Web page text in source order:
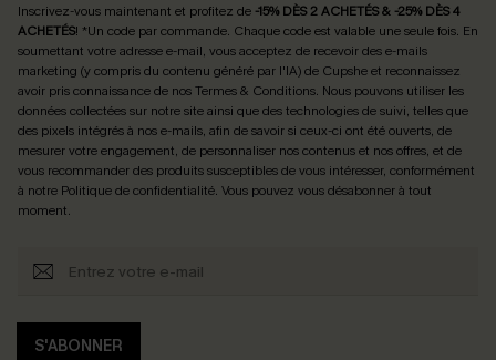
Inscrivez-vous maintenant et profitez de -15% DÈS 2 ACHETÉS & -25% DÈS 4
ACHETÉS! *Un code par commande. Chaque code est valable une seule fois. En
soumettant votre adresse e-mail, vous acceptez de recevoir des e-mails
marketing (y compris du contenu généré par l'IA) de Cupshe et reconnaissez
avoir pris connaissance de nosTermes & Conditions. Nous pouvons utiliser les
données collectées sur notre site ainsi que des technologies de suivi, telles que
des pixels intégrés à nos e-mails, afin de savoir si ceux-ci ont été ouverts, de
mesurer votre engagement, de personnaliser nos contenus et nos offres, et de
vous recommander des produits susceptibles de vous intéresser, conformément
à notre Politique de confidentialité. Vous pouvez vous désabonner à tout
moment.
S'ABONNER